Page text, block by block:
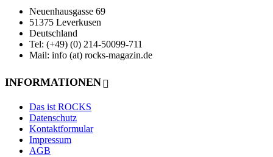
Neuenhausgasse 69
51375 Leverkusen
Deutschland
Tel: (+49) (0) 214-50099-711
Mail: info (at) rocks-magazin.de
INFORMATIONEN
Das ist ROCKS
Datenschutz
Kontaktformular
Impressum
AGB